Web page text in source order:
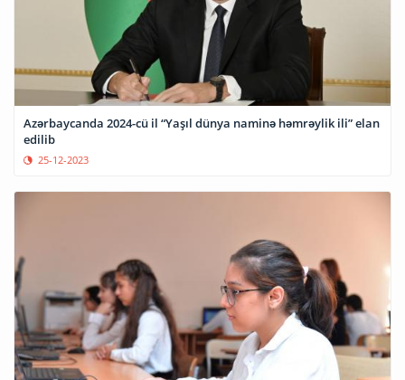
Azərbaycanda 2024-cü il “Yaşıl dünya naminə həmrəylik ili” elan
edilib
25-12-2023